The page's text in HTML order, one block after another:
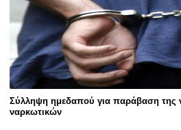
Σύλληψη ημεδαπού για παράβαση της
ναρκωτικών